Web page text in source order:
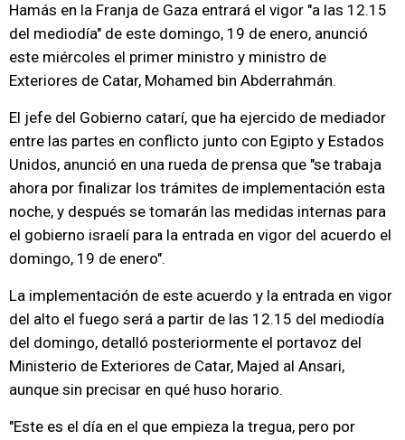
Hamás en la Franja de Gaza entrará el vigor "a las 12.15
del mediodía" de este domingo, 19 de enero, anunció
este miércoles el primer ministro y ministro de
Exteriores de Catar, Mohamed bin Abderrahmán.
El jefe del Gobierno catarí, que ha ejercido de mediador
entre las partes en conflicto junto con Egipto y Estados
Unidos, anunció en una rueda de prensa que "se trabaja
ahora por finalizar los trámites de implementación esta
noche, y después se tomarán las medidas internas para
el gobierno israelí para la entrada en vigor del acuerdo el
domingo, 19 de enero".
La implementación de este acuerdo y la entrada en vigor
del alto el fuego será a partir de las 12.15 del mediodía
del domingo, detalló posteriormente el portavoz del
Ministerio de Exteriores de Catar, Majed al Ansari,
aunque sin precisar en qué huso horario.
"Este es el día en el que empieza la tregua, pero por